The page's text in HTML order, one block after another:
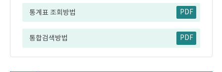
통계표 조회방법 PDF
통합검색방법 PDF